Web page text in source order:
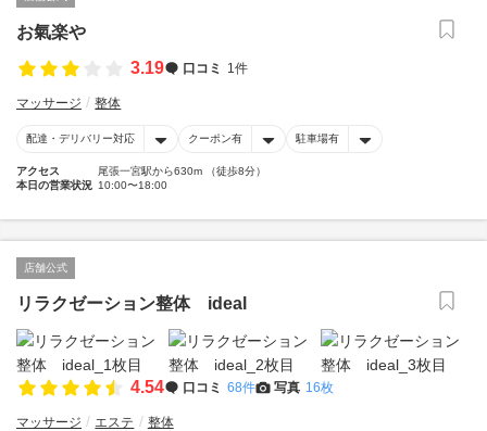
お氣楽や
3.19
口コミ 1件
マッサージ 整体
配達・デリバリー対応 クーポン有 駐車場有
アクセス
尾張一宮駅から630m （徒歩8分）
本日の営業状況 10:00〜18:00
店舗公式
リラクゼーション整体 ideal
4.54 口コミ 68件 写真 16枚
マッサージ エステ 整体